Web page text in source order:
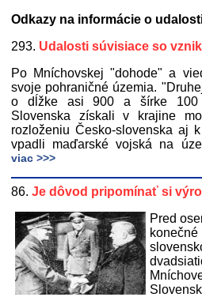
Odkazy na informácie o
293. Udalosti súvisiace so
Po Mníchovskej "dohode" a
svoje pohraničné územia.
o dĺžke asi 900 a šírke 100
Slovenska získali v krajine
rozloženiu Česko-slovenska aj
vpadli maďarské vojská na
viac >>>
86. Je dôvod pripomínať si
Pred